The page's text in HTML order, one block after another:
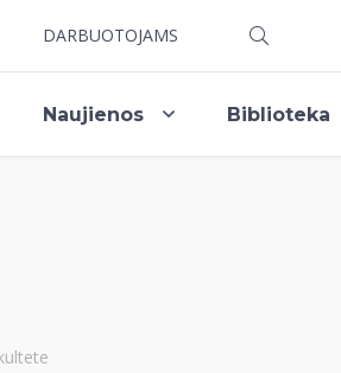
DARBUOTOJAMS
Naujienos Biblioteka